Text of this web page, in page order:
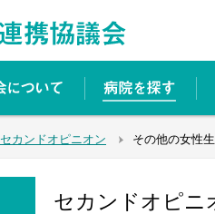
セカンドオピニオン その他の女性
セカンドオピニ